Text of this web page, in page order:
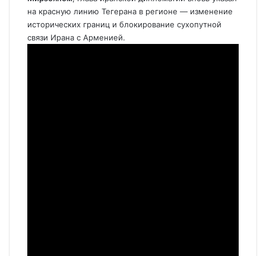
на красную линию Тегерана в регионе — изменение
исторических границ и блокирование сухопутной
связи Ирана с Арменией.